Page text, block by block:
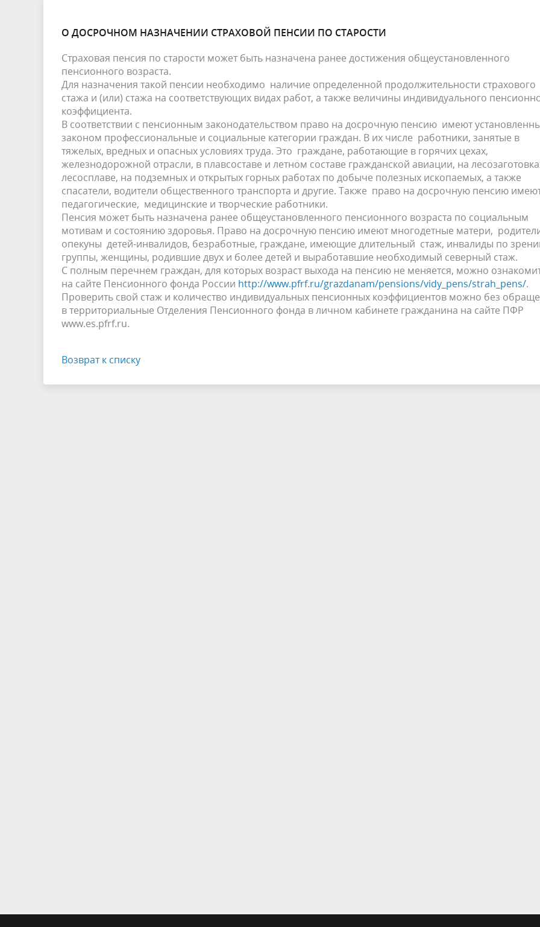
О ДОСРОЧНОМ НАЗНАЧЕНИИ СТРАХОВОЙ ПЕНСИИ ПО СТАРОСТИ
Страховая пенсия по старости может быть назначена ранее достижения общеустановленного
пенсионного возраста.
Для назначения такой пенсии необходимо наличие определенной продолжительности страхового
стажа и (или) стажа на соответствующих видах работ, а также величины индивидуального
коэффициента.
В соответствии с пенсионным законодательством право на досрочную пенсию имеют
законом профессиональные и социальные категории граждан. В их числе работники, занятые в
тяжелых, вредных и опасных условиях труда. Это граждане, работающие в горячих цехах,
железнодорожной отрасли, в плавсоставе и летном составе гражданской авиации, на
лесосплаве, на подземных и открытых горных работах по добыче полезных ископаемых, а также
спасатели, водители общественного транспорта и другие. Также право на досрочную пенсию
педагогические, медицинские и творческие работники.
Пенсия может быть назначена ранее общеустановленного пенсионного возраста по социальным
мотивам и состоянию здоровья. Право на досрочную пенсию имеют многодетные матери,
опекуны детей-инвалидов, безработные, граждане, имеющие длительный стаж, инвалиды по
группы, женщины, родившие двух и более детей и выработавшие необходимый северный стаж.
С полным перечнем граждан, для которых возраст выхода на пенсию не меняется, можно
на сайте Пенсионного фонда России http://www.pfrf.ru/grazdanam/pensions/vidy_pens/strah_pens/.
Проверить свой стаж и количество индивидуальных пенсионных коэффициентов можно без
в территориальные Отделения Пенсионного фонда в личном кабинете гражданина на сайте ПФР
www.es.pfrf.ru.
Возврат к списку